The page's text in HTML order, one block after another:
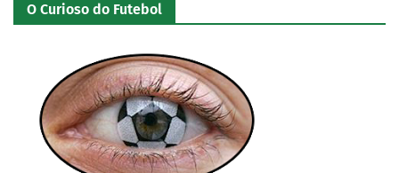
O Curioso do Futebol